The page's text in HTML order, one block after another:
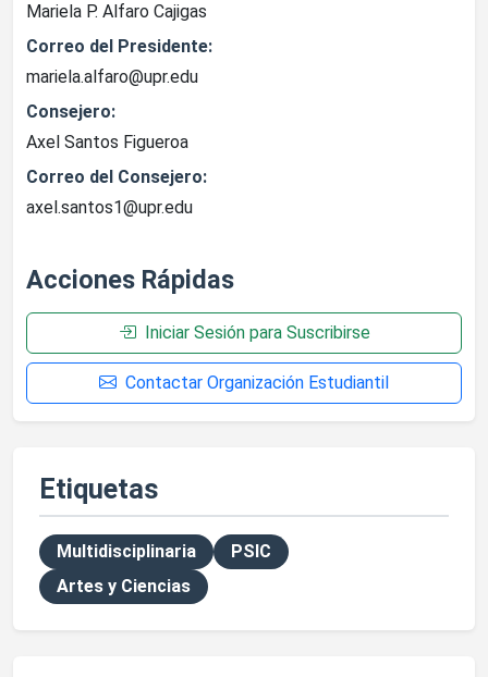
Mariela P. Alfaro Cajigas
Correo del Presidente:
mariela.alfaro@upr.edu
Consejero:
Axel Santos Figueroa
Correo del Consejero:
axel.santos1@upr.edu
Acciones Rápidas
Iniciar Sesión para Suscribirse
Contactar Organización Estudiantil
Etiquetas
Multidisciplinaria
PSIC
Artes y Ciencias